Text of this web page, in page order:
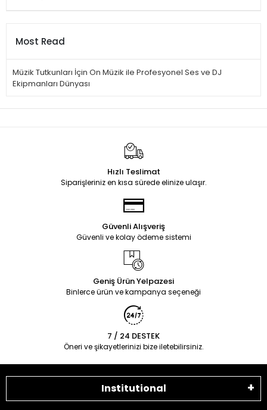
Most Read
Müzik Tutkunları İçin On Müzik ile Profesyonel Ses ve DJ
Ekipmanları Dünyası
Hızlı Teslimat
Siparişleriniz en kısa sürede elinize ulaşır.
Güvenli Alışveriş
Güvenli ve kolay ödeme sistemi
Geniş Ürün Yelpazesi
Binlerce ürün ve kampanya seçeneği
7 / 24 DESTEK
Öneri ve şikayetlerinizi bize iletebilirsiniz.
Institutional